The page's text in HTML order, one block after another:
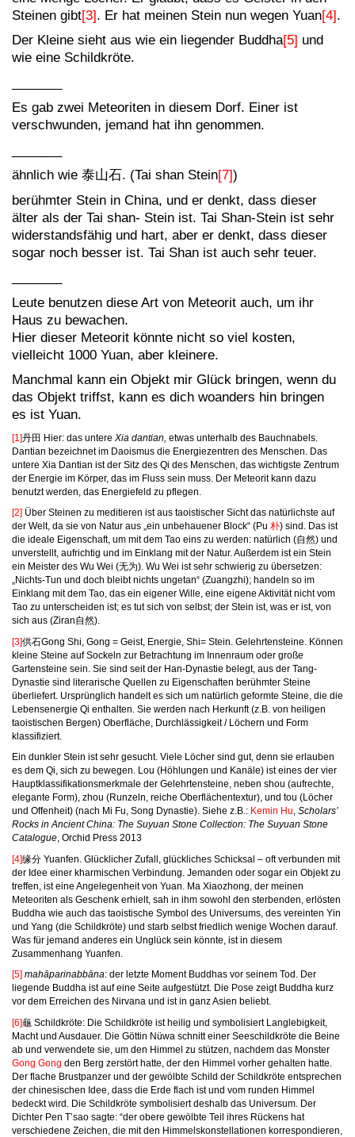
Steinen gibt[3]. Er hat meinen Stein nun wegen Yuan[4].
Der Kleine sieht aus wie ein liegender Buddha[5] und
wie eine Schildkröte.
Es gab zwei Meteoriten in diesem Dorf. Einer ist
verschwunden, jemand hat ihn genommen.
ähnlich wie 泰山石. (Tai shan Stein[7])
berühmter Stein in China, und er denkt, dass dieser
älter als der Tai shan- Stein ist. Tai Shan-Stein ist sehr
widerstandsfähig und hart, aber er denkt, dass dieser
sogar noch besser ist. Tai Shan ist auch sehr teuer.
Leute benutzen diese Art von Meteorit auch, um ihr
Haus zu bewachen.
Hier dieser Meteorit könnte nicht so viel kosten,
vielleicht 1000 Yuan, aber kleinere.
Manchmal kann ein Objekt mir Glück bringen, wenn du
das Objekt triffst, kann es dich woanders hin bringen
es ist Yuan.
[1]丹田 Hier: das untere Xia dantian, etwas unterhalb des Bauchnabels.
Dantian bezeichnet im Daoismus die Energiezentren des Menschen. Das
untere Xia Dantian ist der Sitz des Qi des Menschen, das wichtigste Zentrum
der Energie im Körper, das im Fluss sein muss. Der Meteorit kann dazu
benutzt werden, das Energiefeld zu pflegen.
[2] Über Steinen zu meditieren ist aus taoistischer Sicht das natürlichste auf
der Welt, da sie von Natur aus „ein unbehauener Block“ (Pu 朴) sind. Das ist
die ideale Eigenschaft, um mit dem Tao eins zu werden: natürlich (自然) und
unverstellt, aufrichtig und im Einklang mit der Natur. Außerdem ist ein Stein
ein Meister des Wu Wei (无为). Wu Wei ist sehr schwierig zu übersetzen:
„Nichts-Tun und doch bleibt nichts ungetan“ (Zuangzhi); handeln so im
Einklang mit dem Tao, das ein eigener Wille, eine eigene Aktivität nicht vom
Tao zu unterscheiden ist; es tut sich von selbst; der Stein ist, was er ist, von
sich aus (Ziran自然).
[3]供石Gong Shi, Gong = Geist, Energie, Shi= Stein. Gelehrtensteine. Können
kleine Steine auf Sockeln zur Betrachtung im Innenraum oder große
Gartensteine sein. Sie sind seit der Han-Dynastie belegt, aus der Tang-
Dynastie sind literarische Quellen zu Eigenschaften berühmter Steine
überliefert. Ursprünglich handelt es sich um natürlich geformte Steine, die die
Lebensenergie Qi enthalten. Sie werden nach Herkunft (z.B. von heiligen
taoistischen Bergen) Oberfläche, Durchlässigkeit / Löchern und Form
klassifiziert.
Ein dunkler Stein ist sehr gesucht. Viele Löcher sind gut, denn sie erlauben
es dem Qi, sich zu bewegen. Lou (Höhlungen und Kanäle) ist eines der vier
Hauptklassifikationsmerkmale der Gelehrtensteine, neben shou (aufrechte,
elegante Form), zhou (Runzeln, reiche Oberflächentextur), und tou (Löcher
und Offenheit) (nach Mi Fu, Song Dynastie). Siehe z.B.: Kemin Hu, Scholars’
Rocks in Ancient China: The Suyuan Stone Collection: The Suyuan Stone
Catalogue, Orchid Press 2013
[4]缘分 Yuanfen. Glücklicher Zufall, glückliches Schicksal – oft verbunden mit
der Idee einer kharmischen Verbindung. Jemanden oder sogar ein Objekt zu
treffen, ist eine Angelegenheit von Yuan. Ma Xiaozhong, der meinen
Meteoriten als Geschenk erhielt, sah in ihm sowohl den sterbenden, erlösten
Buddha wie auch das taoistische Symbol des Universums, des vereinten Yin
und Yang (die Schildkröte) und starb selbst friedlich wenige Wochen darauf.
Was für jemand anderes ein Unglück sein könnte, ist in diesem
Zusammenhang Yuanfen.
[5] mahāparinabbāna: der letzte Moment Buddhas vor seinem Tod. Der
liegende Buddha ist auf eine Seite aufgestützt. Die Pose zeigt Buddha kurz
vor dem Erreichen des Nirvana und ist in ganz Asien beliebt.
[6]龜 Schildkröte: Die Schildkröte ist heilig und symbolisiert Langlebigkeit,
Macht und Ausdauer. Die Göttin Nüwa schnitt einer Seeschildkröte die Beine
ab und verwendete sie, um den Himmel zu stützen, nachdem das Monster
Gong Gong den Berg zerstört hatte, der den Himmel vorher gehalten hatte.
Der flache Brustpanzer und der gewölbte Schild der Schildkröte entsprechen
der chinesischen Idee, dass die Erde flach ist und vom runden Himmel
bedeckt wird. Die Schildkröte symbolisiert deshalb das Universum. Der
Dichter Pen T’sao sagte: “der obere gewölbte Teil ihres Rückens hat
verschiedene Zeichen, die mit den Himmelskonstellationen korrespondieren,